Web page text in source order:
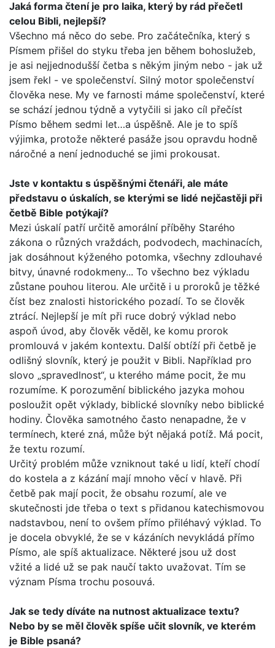
Jaká forma čtení je pro laika, který by rád přečetl
celou Bib­li, nejlepší?
Všechno má něco do sebe. Pro začátečníka, který s
Písmem přišel do styku třeba jen během bohoslužeb,
je asi nejjedno­dušší četba s někým jiným nebo - jak už
jsem řekl - ve spole­čenství. Silný motor společenství
člověka nese. My ve farnosti máme společenství, které
se schází jednou týdně a vytyčili si jako cíl přečíst
Písmo během sedmi let…a úspěšně. Ale je to spíš
výjimka, protože některé pasáže jsou opravdu hodně
náročné a není jednoduché se jimi prokousat.
Jste v kontaktu s úspěšnými čtenáři, ale máte
představu o úskalích, se kterými se lidé nejčastěji při
četbě Bible potý­kají?
Mezi úskalí patří určitě amorální příběhy Starého
zákona o různých vraždách, podvodech, machinacích,
jak dosáhnout kýženého potomka, všechny zdlouhavé
bitvy, únavné rodo­kmeny... To všechno bez výkladu
zůstane pouhou literou. Ale určitě i u proroků je těžké
číst bez znalosti historického pozadí. To se člověk
ztrácí. Nejlepší je mít při ruce dobrý výklad nebo
aspoň úvod, aby člověk věděl, ke komu prorok
promlouvá v jakém kontextu. Další obtíží při četbě je
odlišný slovník, který je použit v Bibli. Například pro
slovo „spravedlnost“, u kterého máme pocit, že mu
rozumíme. K porozumění biblického jazyka mohou
posloužit opět výklady, biblické slovníky nebo biblické
hodiny. Člověka samotného často nenapadne, že v
termínech, které zná, může být nějaká potíž. Má pocit,
že textu rozumí.
Určitý problém může vzniknout také u lidí, kteří chodí
do kos­tela a z kázání mají mnoho věcí v hlavě. Při
četbě pak mají pocit, že obsahu rozumí, ale ve
skutečnosti jde třeba o text s přidanou katechismovou
nadstavbou, není to ovšem přímo přiléhavý výklad. To
je docela obvyklé, že se v kázáních nevy­kládá přímo
Písmo, ale spíš aktualizace. Některé jsou už dost
vžité a lidé už se pak naučí takto uvažovat. Tím se
význam Písma trochu posouvá.
Jak se tedy díváte na nutnost aktualizace textu?
Nebo by se měl člověk spíše učit slovník, ve kterém
je Bible psaná?